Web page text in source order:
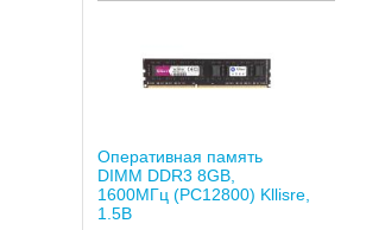
Оперативная память
DIMM DDR3 8GB,
1600МГц (PC12800) Kllisre,
1.5В